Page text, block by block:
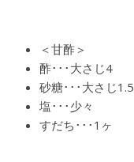
＜甘酢＞
酢･･･大さじ4
砂糖･･･大さじ1.5
塩･･･少々
すだち･･･1ヶ